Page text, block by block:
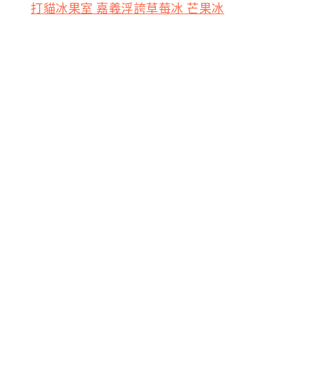
打貓冰果室 嘉義浮誇草莓冰 芒果冰